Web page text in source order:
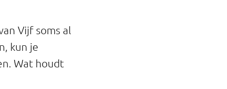
Vijf soms al
kun je
Wat houdt